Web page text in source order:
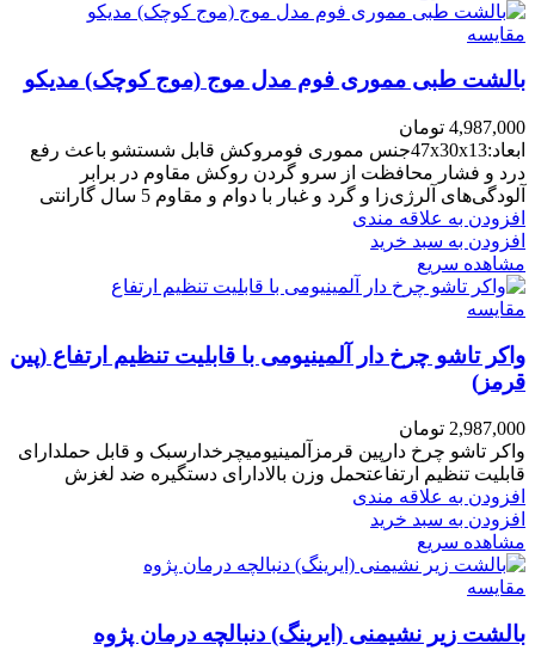
مقایسه
بالشت طبی مموری فوم مدل موج (موج کوچک) مدیکو
4,987,000 تومان
ابعاد:47x30x13جنس مموری فومروکش قابل شستشو باعث رفع
درد و فشار محافظت از سرو گردن روکش مقاوم در برابر
آلودگی‌های آلرژی‌زا و گرد و غبار با دوام و مقاوم 5 سال گارانتی
افزودن به علاقه مندی
افزودن به سبد خرید
مشاهده سریع
مقایسه
واکر تاشو چرخ دار آلمینیومی با قابلیت تنظیم ارتفاع (پین
قرمز)
2,987,000 تومان
واکر تاشو چرخ دارپین قرمزآلمینیومیچرخدارسبک و قابل حملدارای
قابلیت تنظیم ارتفاعتحمل وزن بالادارای دستگیره ضد لغزش
افزودن به علاقه مندی
افزودن به سبد خرید
مشاهده سریع
مقایسه
بالشت زیر نشیمنی (ایرینگ) دنبالچه درمان پژوه